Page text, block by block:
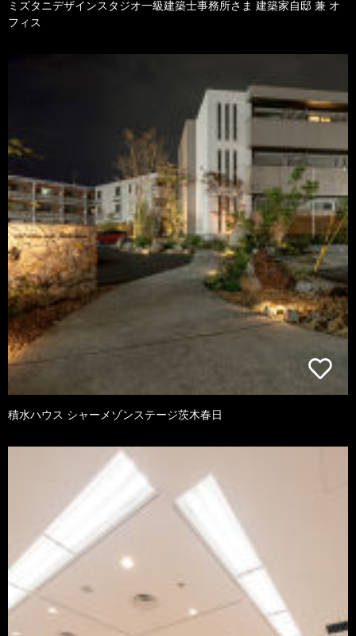
ミズタニデザインスタジオ一級建築士事務所さま 建築家自邸 兼 オ
フィス
積水ハウス シャーメゾンステージ茨木春日